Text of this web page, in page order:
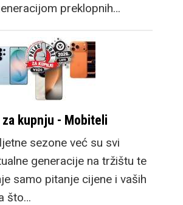
preklopnih…
za kupnju - Mobiteli
sezone već su svi
generacije na tržištu te
samo pitanje cijene i vaših
što…